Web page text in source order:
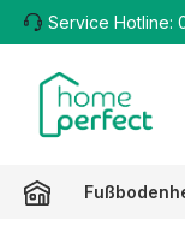
Hauptinhalt
Zur Suche
ZurService Hotline: